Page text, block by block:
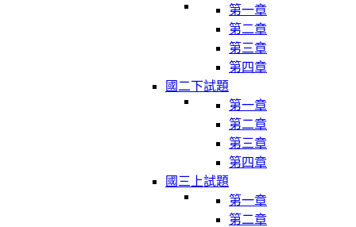
第一章
第二章
第三章
第四章
國二下試題
第一章
第二章
第三章
第四章
國三上試題
第一章
第二章